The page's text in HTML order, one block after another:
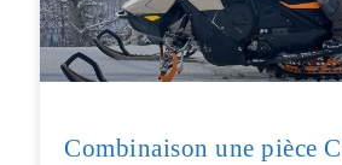
Combinaison une pièce